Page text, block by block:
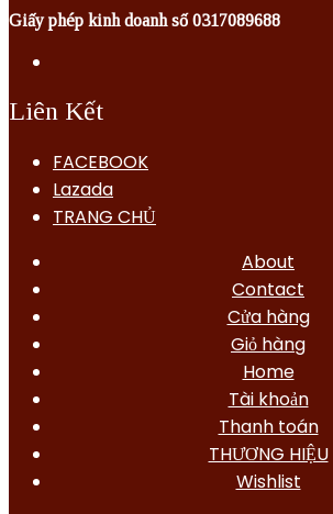
Giấy phép kinh doanh số 0317089688
Liên Kết
FACEBOOK
Lazada
TRANG CHỦ
About
Contact
Cửa hàng
Giỏ hàng
Home
Tài khoản
Thanh toán
THƯƠNG HIỆU
Wishlist